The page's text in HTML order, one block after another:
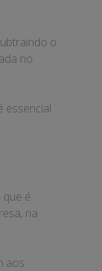
o
no
essencial
é
na
aos